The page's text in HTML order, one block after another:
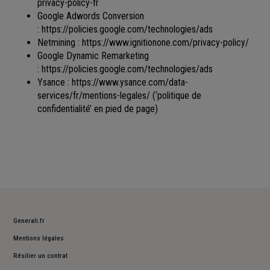
privacy-policy-fr
Google Adwords Conversion
: https://policies.google.com/technologies/ads
Netmining : https://www.ignitionone.com/privacy-policy/
Google Dynamic Remarketing
: https://policies.google.com/technologies/ads
Ysance : https://www.ysance.com/data-
services/fr/mentions-legales/ (‘politique de
confidentialité’ en pied de page)
Generali.fr
Mentions légales
Résilier un contrat